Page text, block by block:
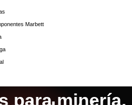
Marbett
para minería,